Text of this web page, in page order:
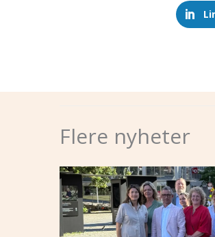
Flere nyheter